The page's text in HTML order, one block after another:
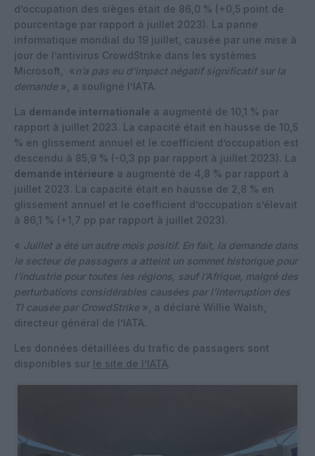
d’occupation des sièges était de 86,0 % (+0,5 point de
pourcentage par rapport à juillet 2023). La panne
informatique mondial du 19 juillet, causée par une mise à
jour de l’antivirus CrowdStrike dans les systèmes
Microsoft, « n’a pas eu d’impact négatif significatif sur la
demande », a souligné l’IATA.
La demande internationale a augmenté de 10,1 % par
rapport à juillet 2023. La capacité était en hausse de 10,5
% en glissement annuel et le coefficient d’occupation est
descendu à 85,9 % (-0,3 pp par rapport à juillet 2023). La
demande intérieure a augmenté de 4,8 % par rapport à
juillet 2023. La capacité était en hausse de 2,8 % en
glissement annuel et le coefficient d’occupation s’élevait
à 86,1 % (+1,7 pp par rapport à juillet 2023).
« Juillet a été un autre mois positif. En fait, la demande dans
le secteur de passagers a atteint un sommet historique pour
l’industrie pour toutes les régions, sauf l’Afrique, malgré des
perturbations considérables causées par l’interruption des
TI causée par CrowdStrike », a déclaré Willie Walsh,
directeur général de l’IATA.
Les données détaillées du trafic de passagers sont
disponibles sur le site de l’IATA.